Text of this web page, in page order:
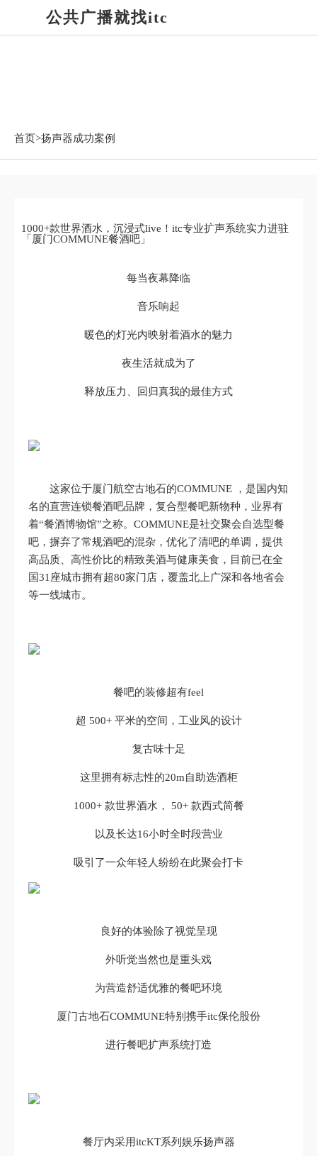
公共广播就找itc
首页>扬声器成功案例
1000+款世界酒水，沉浸式live！itc专业扩声系统实力进驻
「厦门COMMUNE餐酒吧」
每当夜幕降临
音乐响起
暖色的灯光内映射着酒水的魅力
夜生活就成为了
释放压力、回归真我的最佳方式
这家位于厦门航空古地石的COMMUNE ，是国内知
名的直营连锁餐酒吧品牌，复合型餐吧新物种，业界有
着“餐酒博物馆”之称。COMMUNE是社交聚会自选型餐
吧，摒弃了常规酒吧的混杂，优化了清吧的单调，提供
高品质、高性价比的精致美酒与健康美食，目前已在全
国31座城市拥有超80家门店，覆盖北上广深和各地省会
等一线城市。
餐吧的装修超有feel
超 500+ 平米的空间，工业风的设计
复古味十足
这里拥有标志性的20m自助选酒柜
1000+ 款世界酒水， 50+ 款西式简餐
以及长达16小时全时段营业
吸引了一众年轻人纷纷在此聚会打卡
良好的体验除了视觉呈现
外听觉当然也是重头戏
为营造舒适优雅的餐吧环境
厦门古地石COMMUNE特别携手itc保伦股份
进行餐吧扩声系统打造
餐厅内采用itcKT系列娱乐扬声器